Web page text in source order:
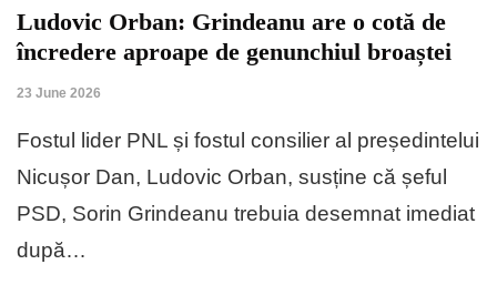
Ludovic Orban: Grindeanu are o cotă de
încredere aproape de genunchiul broaștei
23 June 2026
Fostul lider PNL și fostul consilier al președintelui
Nicușor Dan, Ludovic Orban, susține că șeful
PSD, Sorin Grindeanu trebuia desemnat imediat
după…